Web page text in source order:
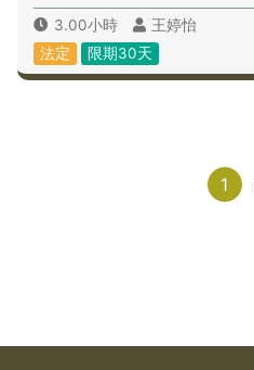
3.00小時
王婷怡
法定
限期30天
1